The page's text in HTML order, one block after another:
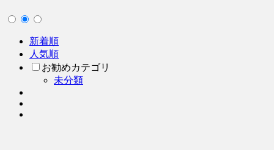
新着順
人気順
お勧めカテゴリ
未分類